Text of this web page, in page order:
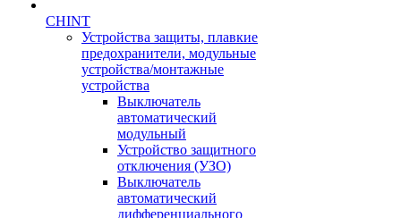
CHINT
Устройства защиты, плавкие
предохранители, модульные
устройства/монтажные
устройства
Выключатель
автоматический
модульный
Устройство защитного
отключения (УЗО)
Выключатель
автоматический
дифференциального